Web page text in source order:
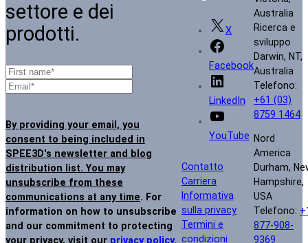
settore e dei
prodotti.
By providing your email, you
consent to being included in
SPEE3D's newsletter and blog
distribution list. You may
unsubscribe from these
communications at any time. For
information on how to unsubscribe
and our commitment to protecting
X
Facebook
LinkedIn
YouTube
Contatto
Carriera
Informativa
sulla privacy
Termini e
condizioni
Australia
Ricerca e
sviluppo
Darwin, NT,
Australia
Telefono:
+61 (03)
8759 1464
Nord
America
Durham,
Hampshire,
USA
Telefono:
877-908-
9369